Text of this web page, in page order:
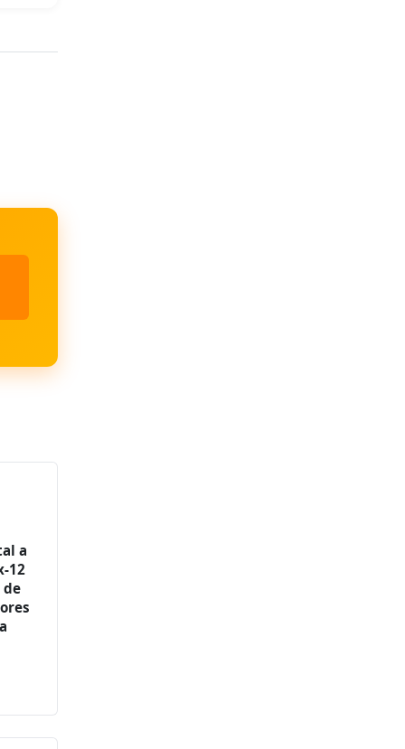
a
12
de